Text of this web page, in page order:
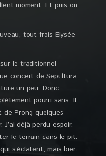
moment. Et puis on
tout frais Elysée
le traditionnel
concert de Sepultura
un peu. Donc,
pourri sans. Il
Prong quelques
déjà perdu espoir.
le terrain dans le pit.
s’éclatent, mais bien